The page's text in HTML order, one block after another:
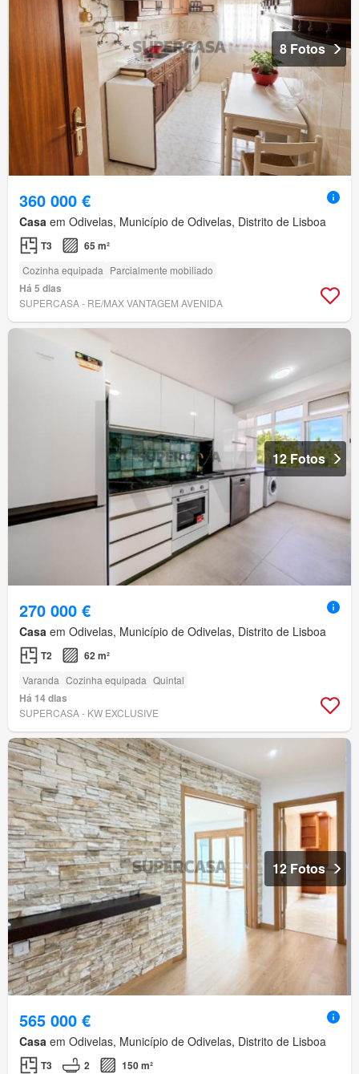
8 Fotos
360 000 €
Casa em Odivelas, Município de Odivelas, Distrito de Lisboa
T3 65 m²
Cozinha equipada Parcialmente mobiliado
Há 5 dias
SUPERCASA - RE/MAX VANTAGEM AVENIDA
12 Fotos
270 000 €
Casa em Odivelas, Município de Odivelas, Distrito de Lisboa
T2 62 m²
Varanda Cozinha equipada Quintal
Há 14 dias
SUPERCASA - KW EXCLUSIVE
12 Fotos
565 000 €
Casa em Odivelas, Município de Odivelas, Distrito de Lisboa
T3 2 150 m²